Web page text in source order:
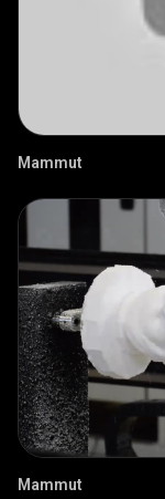
Mammut
Mammut